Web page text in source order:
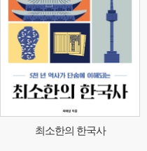
최소한의 한국사